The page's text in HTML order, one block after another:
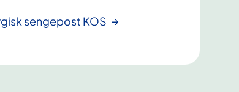
sengepost KOS